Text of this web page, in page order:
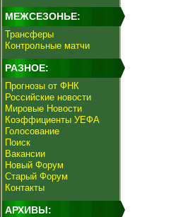
МЕЖСЕЗОНЬЕ:
Трансферы
Контрольные матчи
РАЗНОЕ:
Прогнозы от ФНК
Российские новости
Мировые Новости
Коэффициенты УЕФА
Голосование
Поиск
Вакансии
Новый Форум
Старый Форум
Контакты
АРХИВЫ: